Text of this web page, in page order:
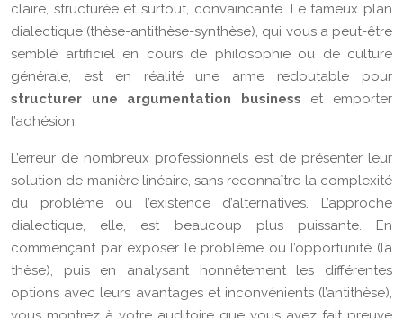
claire, structurée et surtout, convaincante. Le fameux plan
dialectique (thèse-antithèse-synthèse), qui vous a peut-être
semblé artificiel en cours de philosophie ou de culture
générale, est en réalité une arme redoutable pour
structurer une argumentation business et emporter
l’adhésion.
L’erreur de nombreux professionnels est de présenter leur
solution de manière linéaire, sans reconnaître la complexité
du problème ou l’existence d’alternatives. L’approche
dialectique, elle, est beaucoup plus puissante. En
commençant par exposer le problème ou l’opportunité (la
thèse), puis en analysant honnêtement les différentes
options avec leurs avantages et inconvénients (l’antithèse),